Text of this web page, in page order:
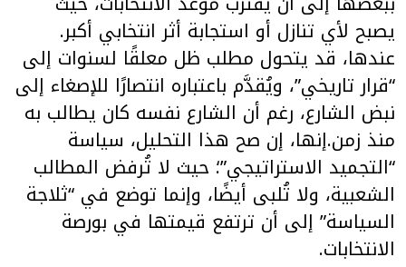
يصبح لأي تنازل أو استجابة أثر انتخابي أكبر.
عندها، قد يتحول مطلب ظل معلقًا لسنوات إلى
“قرار تاريخي”، ويُقدَّم باعتباره انتصارًا للإصغاء إلى
نبض الشارع، رغم أن الشارع نفسه كان يطالب به
منذ زمن.إنها، إن صح هذا التحليل، سياسة
“التجميد الاستراتيجي”؛ حيث لا تُرفض المطالب
الشعبية، ولا تُلبى أيضًا، وإنما توضع في “ثلاجة
السياسة” إلى أن ترتفع قيمتها في بورصة
الانتخابات.